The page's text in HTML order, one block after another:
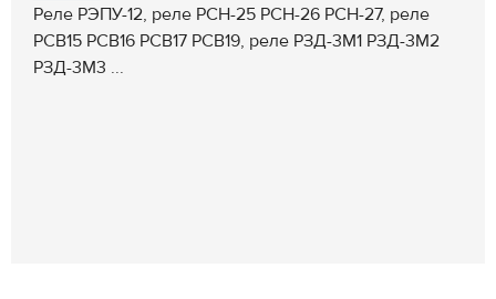
Реле РЭПУ-12, реле РСН-25 РСН-26 РСН-27, реле
РСВ15 РСВ16 РСВ17 РСВ19, реле РЗД-3М1 РЗД-3М2
РЗД-3М3 ...